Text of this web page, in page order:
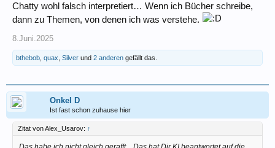
Chatty wohl falsch interpretiert… Wenn ich Bücher schreibe,
dann zu Themen, von denen ich was verstehe.
8.Juni.2025
bthebob quax Silver und 2 anderen gefällt das.
Onkel D
Ist fast schon zuhause hier
Zitat von Alex_Usarov: ↑